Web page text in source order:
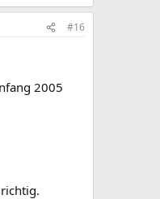
#16
2005